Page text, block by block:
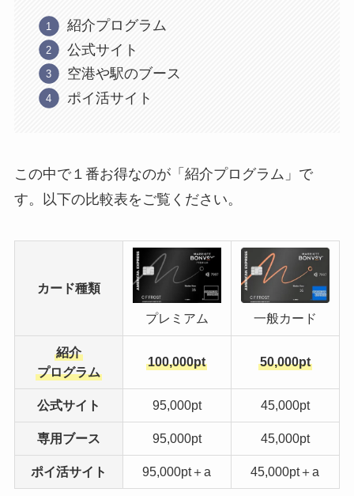
紹介プログラム
公式サイト
空港や駅のブース
ポイ活サイト
この中で１番お得なのが「紹介プログラム」で
す。以下の比較表をご覧ください。
カード種類
プレミアム 一般カード
紹介
プログラム
100,000pt 50,000pt
公式サイト 95,000pt 45,000pt
専用ブース 95,000pt 45,000pt
ポイ活サイト 95,000pt＋a 45,000pt＋a